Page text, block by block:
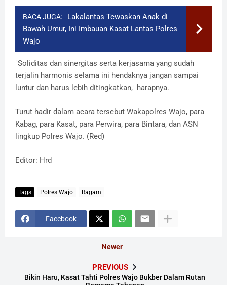
BACA JUGA:
Lakalantas Tewaskan Anak di
Bawah Umur, Ini Imbauan Kasat Lantas Polres
Wajo
"Soliditas dan sinergitas serta kerjasama yang sudah
terjalin harmonis selama ini hendaknya jangan sampai
luntur dan harus lebih ditingkatkan," harapnya.
Turut hadir dalam acara tersebut Wakapolres Wajo, para
Kabag, para Kasat, para Perwira, para Bintara, dan ASN
lingkup Polres Wajo. (Red)
Editor: Hrd
Tags Polres Wajo Ragam
Facebook
Newer
PREVIOUS
Bikin Haru, Kasat Tahti Polres Wajo Bukber Dalam Rutan